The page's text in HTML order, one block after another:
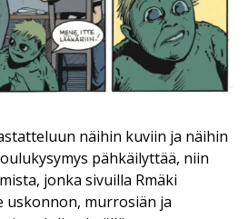
näihin kuviin ja näihin
pähkäilyttää, niin
jonka sivuilla Rmäki
uskonnon, murrosiän ja